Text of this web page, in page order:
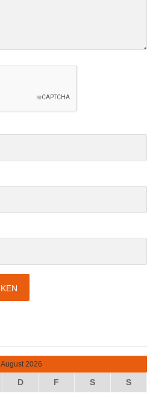
August 2026
D F S
S